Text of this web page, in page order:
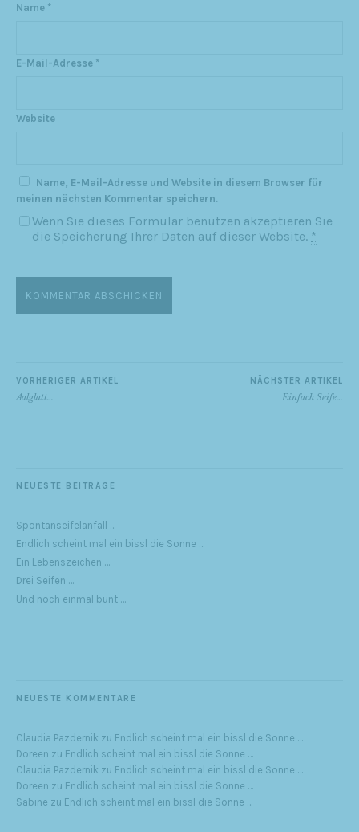
Name *
E-Mail-Adresse *
Website
Name, E-Mail-Adresse und Website in diesem Browser für
meinen nächsten Kommentar speichern.
Wenn Sie dieses Formular benützen akzeptieren Sie
die Speicherung Ihrer Daten auf dieser Website. *
VORHERIGER ARTIKEL
Aalglatt…
NÄCHSTER ARTIKEL
Einfach Seife…
NEUESTE BEITRÄGE
Spontanseifelanfall …
Endlich scheint mal ein bissl die Sonne …
Ein Lebenszeichen …
Drei Seifen …
Und noch einmal bunt …
NEUESTE KOMMENTARE
Claudia Pazdernik zu Endlich scheint mal ein bissl die Sonne …
Doreen zu Endlich scheint mal ein bissl die Sonne …
Claudia Pazdernik zu Endlich scheint mal ein bissl die Sonne …
Doreen zu Endlich scheint mal ein bissl die Sonne …
Sabine zu Endlich scheint mal ein bissl die Sonne …